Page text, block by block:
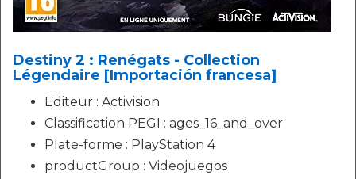
Destiny 2 : Renégats - Collection
Légendaire [Importación francesa]
Editeur : Activision
Classification PEGI : ages_16_and_over
Plate-forme : PlayStation 4
productGroup : Videojuegos